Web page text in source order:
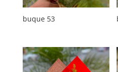
buque 53